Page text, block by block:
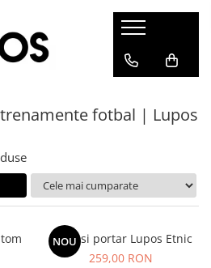
fotbal | Lupos
NOU
Manusi portar Lupos Etnic
259,00 RON